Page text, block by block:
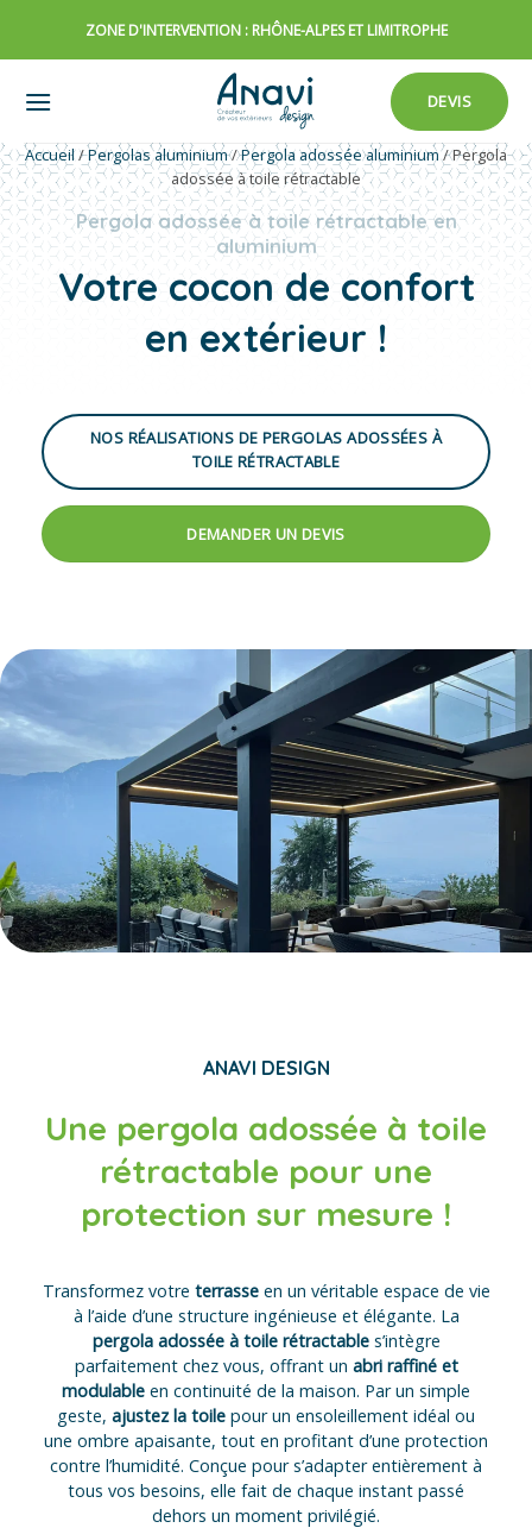
ZONE D'INTERVENTION : RHÔNE-ALPES ET LIMITROPHE
DEVIS
Accueil/Pergolas aluminium/Pergola adossée aluminium/Pergola
adossée à toile rétractable
Pergola adossée à toile rétractable en
aluminium
Votre cocon de confort
en extérieur !
NOS RÉALISATIONS DE PERGOLAS ADOSSÉES À
TOILE RÉTRACTABLE
DEMANDER UN DEVIS
ANAVI DESIGN
Une pergola adossée à toile
rétractable pour une
protection sur mesure !
Transformez votre terrasseen un véritable espace de vie
à l’aide d’une structure ingénieuse et élégante. La
pergola adossée à toile rétractables’intègre
parfaitement chez vous, offrant un abri raffiné et
modulable en continuité de la maison. Par un simple
geste, ajustez la toile pour un ensoleillement idéal ou
une ombre apaisante, tout en profitant d’une protection
contre l’humidité. Conçue pour s’adapter entièrement à
tous vos besoins, elle fait de chaque instant passé
dehors un moment privilégié.